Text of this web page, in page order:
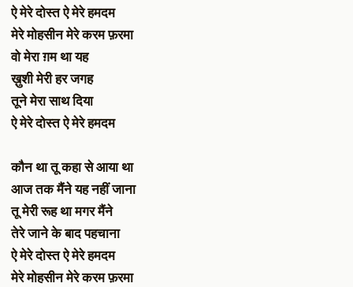
ऐ मेरे दोस्त ऐ मेरे हमदम
मेरे मोहसीन मेरे करम फ़रमा
वो मेरा ग़म था यह
ख़ुशी मेरी हर जगह
तूने मेरा साथ दिया
ऐ मेरे दोस्त ऐ मेरे हमदम
कौन था तू कहा से आया था
आज तक मैंने यह नहीं जाना
तू मेरी रूह था मगर मैंने
तेरे जाने के बाद पहचाना
ऐ मेरे दोस्त ऐ मेरे हमदम
मेरे मोहसीन मेरे करम फ़रमा